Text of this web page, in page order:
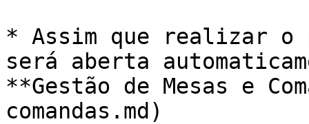
* Assim que realizar o
será aberta
**Gestão de Mesas e
comandas.md)